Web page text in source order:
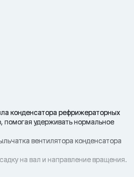
конденсатора рефрижераторных
помогая удерживать нормальное
вентилятора конденсатора
на вал и направление вращения.